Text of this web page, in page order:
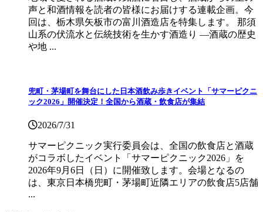
声と和酒情報を読者の皆様にお届けする連載企画。今
回は、栃木県矢板市の富川酒造店を特集します。 那須
山系の伏流水と伝統技術を生かす酒造り ―酒蔵の歴史
や地 ...
兜町・茅場町を舞台にした日本酒飲み歩きイベント「サマーピクニ
ック2026」開催決定！全国から酒蔵・飲食店が集結
2026/7/31
サマーピクニック実⾏委員会は、全国の飲⾷店と酒蔵
がコラボしたイベント「サマーピクニック2026」を
2026年9月6日（日）に開催致します。会場となるの
は、東京日本橋兜町・茅場町近隣エリアの飲食店5店舗
...